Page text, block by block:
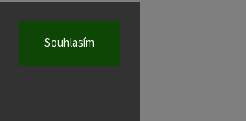
Souhlasím